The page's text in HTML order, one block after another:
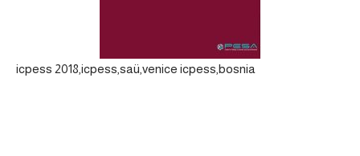
icpess 2018,icpess,saü,venice icpess,bosnia